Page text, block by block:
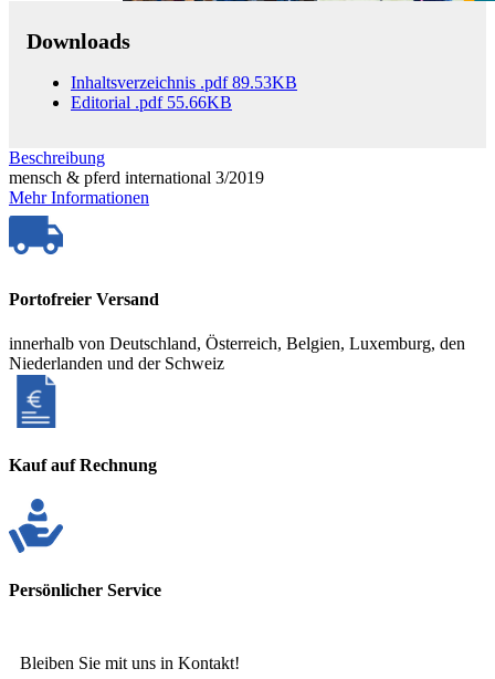
Downloads
Inhaltsverzeichnis .pdf 89.53KB
Editorial .pdf 55.66KB
Beschreibung
mensch & pferd international 3/2019
Mehr Informationen
Portofreier Versand
innerhalb von Deutschland, Österreich, Belgien, Luxemburg, den
Niederlanden und der Schweiz
Kauf auf Rechnung
Persönlicher Service
Bleiben Sie mit uns in Kontakt!